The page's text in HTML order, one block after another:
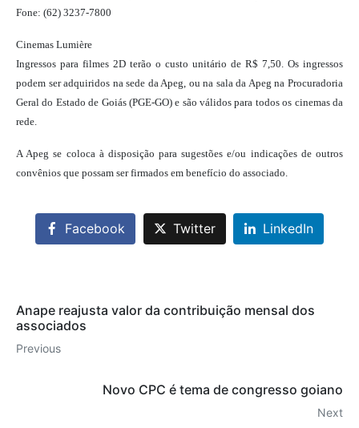
Fone: (62) 3237-7800
Cinemas Lumière
Ingressos para filmes 2D terão o custo unitário de R$ 7,50. Os ingressos
podem ser adquiridos na sede da Apeg, ou na sala da Apeg na Procuradoria
Geral do Estado de Goiás (PGE-GO) e são válidos para todos os cinemas da
rede.
A Apeg se coloca à disposição para sugestões e/ou indicações de outros
convênios que possam ser firmados em benefício do associado.
Facebook Twitter LinkedIn
Anape reajusta valor da contribuição mensal dos
associados
Previous
Novo CPC é tema de congresso goiano
Next